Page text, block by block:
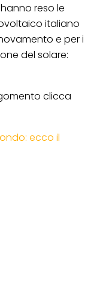
reso le
italiano
e per i
del solare:
clicca
ecco il